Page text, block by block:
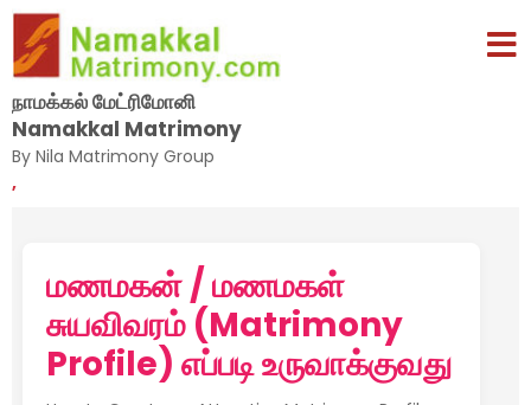
நாமக்கல் மேட்ரிமோனி
Namakkal Matrimony
By Nila Matrimony Group
,
மணமகன் / மணமகள்
சுயவிவரம் (Matrimony
Profile) எப்படி உருவாக்குவது